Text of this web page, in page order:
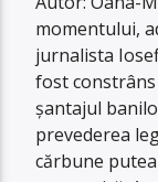
momentului,
jurnalista
fost constrâns
șantajul
prevederea
cărbune